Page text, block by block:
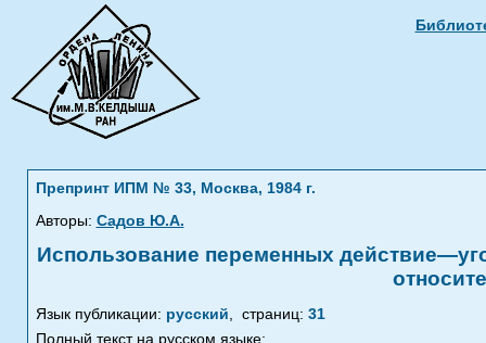
Препринт ИПМ № 33, Москва, 1984 г.
Авторы: Садов Ю.А.
Использование переменных
Язык публикации: русский, страниц: 31
Полный текст на русском языке: